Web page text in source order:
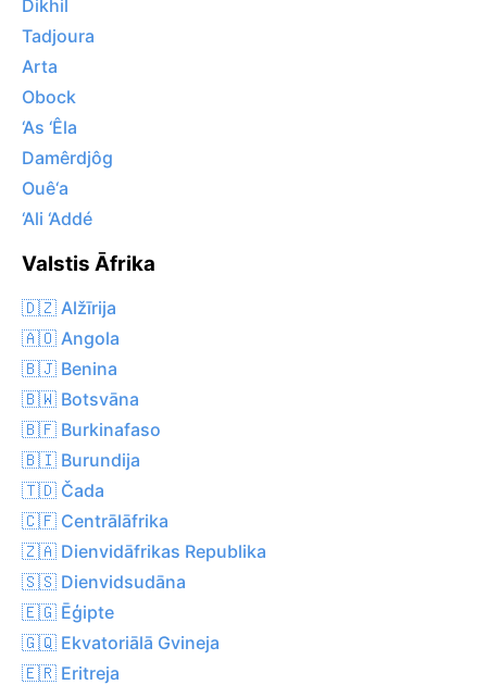
Dikhil
Tadjoura
Arta
Obock
‘As ‘Êla
Damêrdjôg
Ouê‘a
‘Ali ‘Addé
Valstis Āfrika
🇩🇿 Alžīrija
🇦🇴 Angola
🇧🇯 Benina
🇧🇼 Botsvāna
🇧🇫 Burkinafaso
🇧🇮 Burundija
🇹🇩 Čada
🇨🇫 Centrālāfrika
🇿🇦 Dienvidāfrikas Republika
🇸🇸 Dienvidsudāna
🇪🇬 Ēģipte
🇬🇶 Ekvatoriālā Gvineja
🇪🇷 Eritreja